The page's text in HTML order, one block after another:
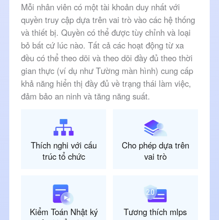
Mỗi nhân viên có một tài khoản duy nhất với
quyền truy cập dựa trên vai trò vào các hệ thống
và thiết bị. Quyền có thể được tùy chỉnh và loại
bỏ bất cứ lúc nào. Tất cả các hoạt động từ xa
đều có thể theo dõi và theo dõi đầy đủ theo thời
gian thực (ví dụ như Tường màn hình) cung cấp
khả năng hiển thị đầy đủ về trạng thái làm việc,
đảm bảo an ninh và tăng năng suất.
Thích nghi với cấu
trúc tổ chức
Cho phép dựa trên
vai trò
Kiểm Toán Nhật ký
Tương thích mlps